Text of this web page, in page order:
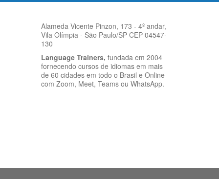
Alameda Vicente Pinzon, 173 - 4º andar,
Vila Olímpia - São Paulo/SP CEP 04547-
130
Language Trainers, fundada em 2004
fornecendo cursos de idiomas em mais
de 60 cidades em todo o Brasil e Online
com Zoom, Meet, Teams ou WhatsApp.